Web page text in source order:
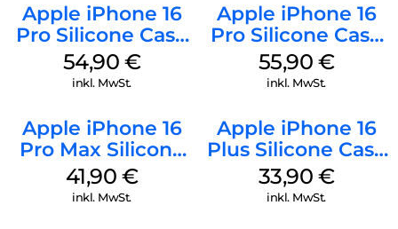
Apple iPhone 16
Pro Silicone Case
MagSafe Black
54,90 €
inkl. MwSt.
Apple iPhone 16
Pro Silicone Case
MagSafe Stone
Gray
55,90 €
inkl. MwSt.
Apple iPhone 16
Pro Max Silicone
Case MagSafe
Ultramarine
41,90 €
inkl. MwSt.
Apple iPhone 16
Plus Silicone Case
MagSafe Lake
Green
33,90 €
inkl. MwSt.